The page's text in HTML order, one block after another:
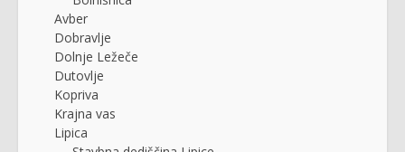
Avber
Dobravlje
Dolnje Ležeče
Dutovlje
Kopriva
Krajna vas
Lipica